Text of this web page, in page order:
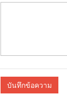
บันทึกข้อความ